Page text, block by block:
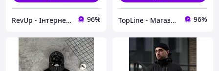
RevUp - Інтернет магазин стильних товарів 96% TopLine - Магазин крутих товарів 96%